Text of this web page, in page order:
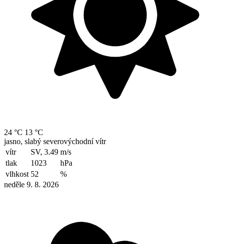
24 °C 13 °C
jasno, slabý severovýchodní vítr
vítr
SV, 3.49 m/s
tlak
1023
hPa
vlhkost 52
%
neděle 9. 8. 2026